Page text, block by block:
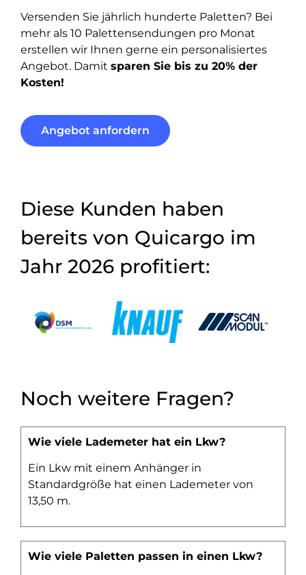
Versenden Sie jährlich hunderte Paletten? Bei
mehr als 10 Palettensendungen pro Monat
erstellen wir Ihnen gerne ein personalisiertes
Angebot. Damitsparen Sie bis zu 20% der
Kosten!
Angebot anfordern
Diese Kunden haben
bereits von Quicargo im
Jahr 2026 profitiert:
Noch weitere Fragen?
Wie viele Lademeter hat ein Lkw?
Ein Lkw mit einem Anhänger in
Standardgröße hat einen Lademeter von
13,50 m.
Wie viele Paletten passen in einen Lkw?